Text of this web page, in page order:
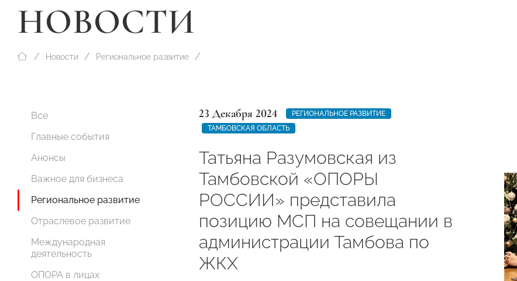
НОВОСТИ
Новости Региональное развитие
Все
Главные события
Анонсы
Важное для бизнеса
Региональное развитие
Отраслевое развитие
Международная
деятельность
ОПОРА в лицах
23 Декабря 2024
РЕГИОНАЛЬНОЕ РАЗВИТИЕ
ТАМБОВСКАЯ ОБЛАСТЬ
Татьяна Разумовская из
Тамбовской «ОПОРЫ
РОССИИ» представила
позицию МСП на совещании в
администрации Тамбова по
ЖКХ